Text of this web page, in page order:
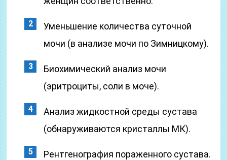
Уменьшение количества суточной
мочи (в анализе мочи по Зимницкому).
Биохимический анализ мочи
(эритроциты, соли в моче).
Анализ жидкостной среды сустава
(обнаруживаются кристаллы МК).
Рентгенография пораженного сустава.